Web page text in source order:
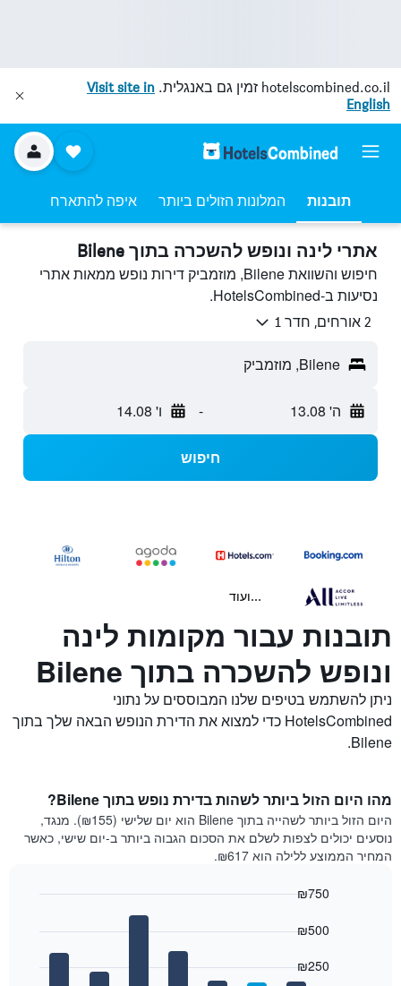
hotelscombined.co.il זמין גם באנגלית. Visit site in
English
תובנות המלונות הזולים ביותר איפה להתארח
אתרי לינה ונופש להשכרה בתוך Bilene
חיפוש והשוואת Bilene, מוזמביק דירות נופש ממאות אתרי
נסיעות ב-HotelsCombined.
2 אורחים, חדר 1
Bilene, מוזמביק
ה' 13.08 - ו' 14.08
חיפוש
...ועוד
תובנות עבור מקומות לינה
ונופש להשכרה בתוך Bilene
ניתן להשתמש בטיפים שלנו המבוססים על נתוני
HotelsCombined כדי למצוא את הדירת הנופש הבאה שלך בתוך
Bilene.
מהו היום הזול ביותר לשהות בדירת נופש בתוך Bilene?
היום הזול ביותר לשהייה בתוך Bilene הוא יום שלישי (₪155). מנגד,
נוסעים יכולים לצפות לשלם את הסכום הגבוה ביותר ב-יום שישי, כאשר
המחיר הממוצע ללילה הוא ₪617.
₪250
₪500
₪750